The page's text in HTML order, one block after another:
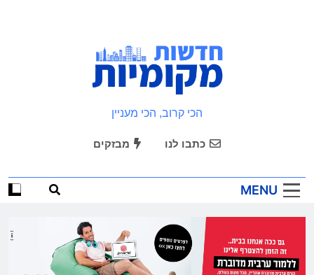
חדשות מקומיות
הכי קרוב, הכי מעניין
כתבו לנו מבזקים
MENU